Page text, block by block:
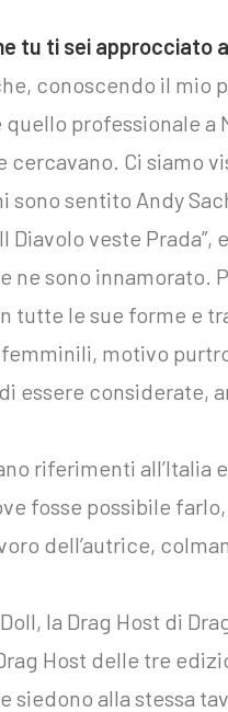
tu ti sei approcciato
conoscendo il mio
professionale a
Ci siamo
sentito Andy
Diavolo veste Prada”,
ne sono innamorato.
tutte le sue forme e
motivo
essere considerate,
riferimenti all’Italia
fosse possibile
dell’autrice,
la Drag Host di
Host delle tre
alla stessa